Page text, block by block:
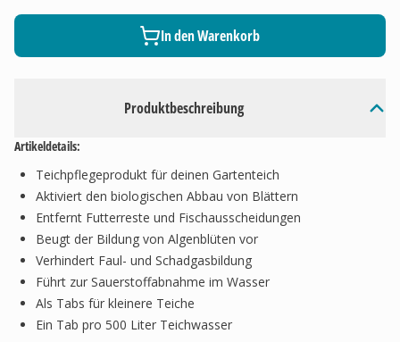
Produktbeschreibung
Artikeldetails:
Teichpflegeprodukt für deinen Gartenteich
Aktiviert den biologischen Abbau von Blättern
Entfernt Futterreste und Fischausscheidungen
Beugt der Bildung von Algenblüten vor
Verhindert Faul- und Schadgasbildung
Führt zur Sauerstoffabnahme im Wasser
Als Tabs für kleinere Teiche
Ein Tab pro 500 Liter Teichwasser
In den Warenkorb